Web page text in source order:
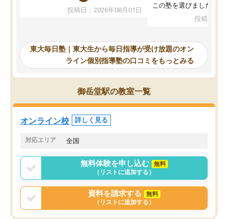
入試本番に地歴の学習が間に合わず不
合格となってしまいました。その経験
東大毎日塾にたどり着きました。学習
の長期計画や日々の勉強のやり方につ
いて客観的なアドバイスをいただけた
ので、自信をもって受験勉強を進める
ことができました。自分のように勉強
のやり方や進捗管理で苦労している方
には特におすすめしたい塾です。
投稿日：2026年08月01日
この塾を選びました。
投稿日：
東大毎日塾｜東大生から毎日指導が受け放題のオン
ライン個別指導塾の口コミをもっとみる
御岳堂駅の教室一覧
オンライン校 詳しく見る
対応エリア 全国
無料体験を申し込む
無料
（リストに追加する）
資料を請求する
無料
（リストに追加する）